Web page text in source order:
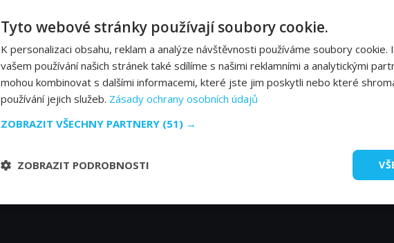
Byron James
Agent Bob
Sheila Kraics
Eleanor Kotzo
Gramm's Mother-in-Law
Tyto webové stránky používají soubory cookie.
K personalizaci obsahu, reklam a analýze návštěvnosti používáme soubory cookie.
vašem používání našich stránek také sdílíme s našimi reklamními a analytickými
mohou kombinovat s dalšími informacemi, které jste jim poskytli nebo které
používání jejich služeb. Zásady ochrany osobních údajů
ZOBRAZIT VŠECHNY PARTNERY (51) →
ZOBRAZIT PODROBNOSTI